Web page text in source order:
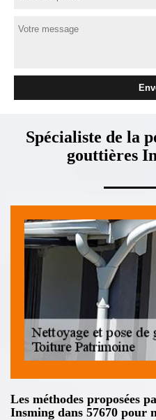
Spécialiste de la
gouttières
Les méthodes proposées
Insming dans 57670 pour